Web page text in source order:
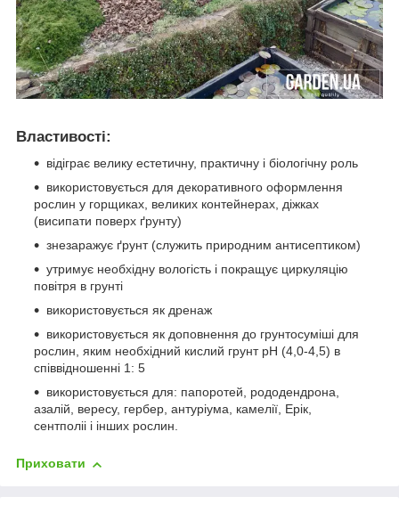
Властивості:
відіграє велику естетичну, практичну і біологічну роль
використовується для декоративного оформлення
рослин у горщиках, великих контейнерах, діжках
(висипати поверх ґрунту)
знезаражує ґрунт (служить природним антисептиком)
утримує необхідну вологість і покращує циркуляцію
повітря в грунті
використовується як дренаж
використовується як доповнення до грунтосуміші для
рослин, яким необхідний кислий грунт рН (4,0-4,5) в
співвідношенні 1: 5
використовується для: папоротей, рододендрона,
азалій, вересу, гербер, антуріума, камелії, Ерік,
сентполіі і інших рослин.
Приховати